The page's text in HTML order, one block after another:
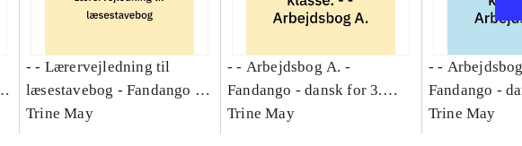
- - Lærervejledning til
læsestavebog - Fandango -
dansk for 3. klasse :
Trine May
- - Arbejdsbog A. -
Fandango - dansk for 3.
klasse : grundbog. - -
Trine May
- -
Fandango -
klasse :
Trine May